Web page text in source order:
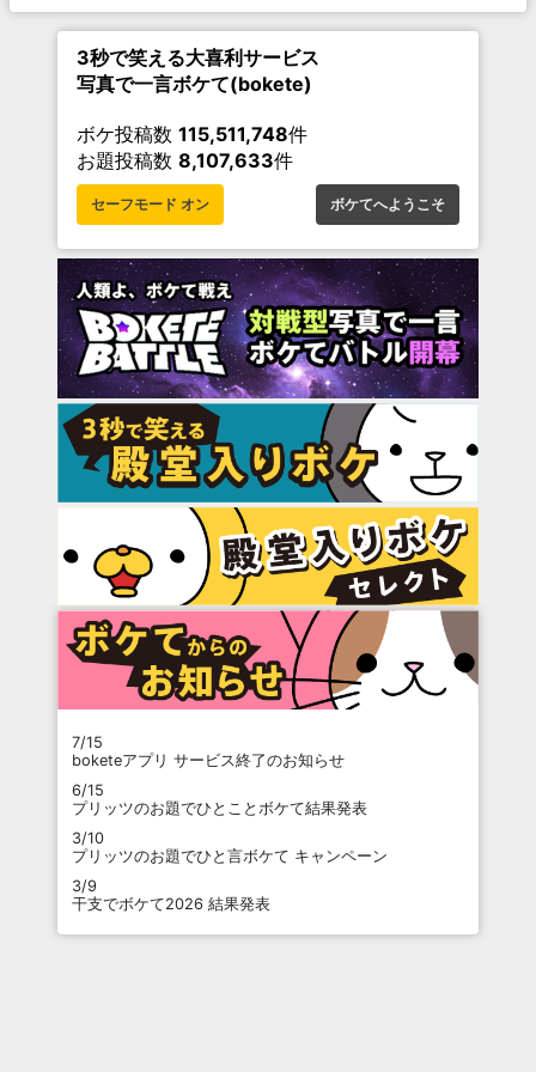
3秒で笑える大喜利サービス
写真で一言ボケて(bokete)
ボケ投稿数 115,511,748件
お題投稿数 8,107,633件
セーフモード オン ボケてへようこそ
7/15
boketeアプリ サービス終了のお知らせ
6/15
プリッツのお題でひとことボケて結果発表
3/10
プリッツのお題でひと言ボケて キャンペーン
3/9
干支でボケて2026 結果発表